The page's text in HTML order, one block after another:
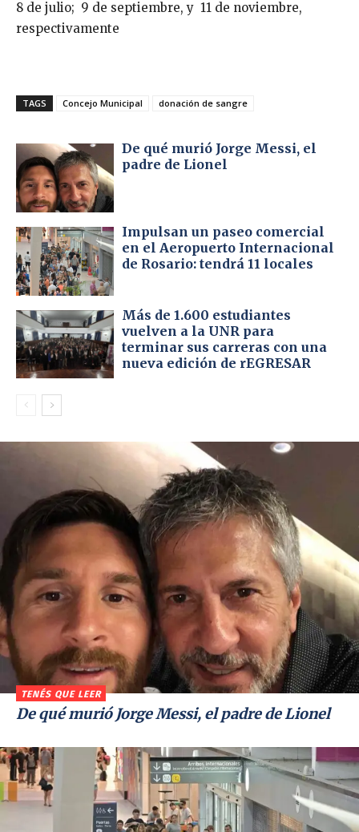
8 de julio; 9 de septiembre, y 11 de noviembre,
respectivamente
TAGS Concejo Municipal donación de sangre
De qué murió Jorge Messi, el
padre de Lionel
Impulsan un paseo comercial
en el Aeropuerto Internacional
de Rosario: tendrá 11 locales
Más de 1.600 estudiantes
vuelven a la UNR para
terminar sus carreras con una
nueva edición de rEGRESAR
TENÉS QUE LEER
De qué murió Jorge Messi, el padre de Lionel